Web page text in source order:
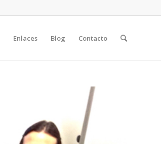
Enlaces Blog Contacto